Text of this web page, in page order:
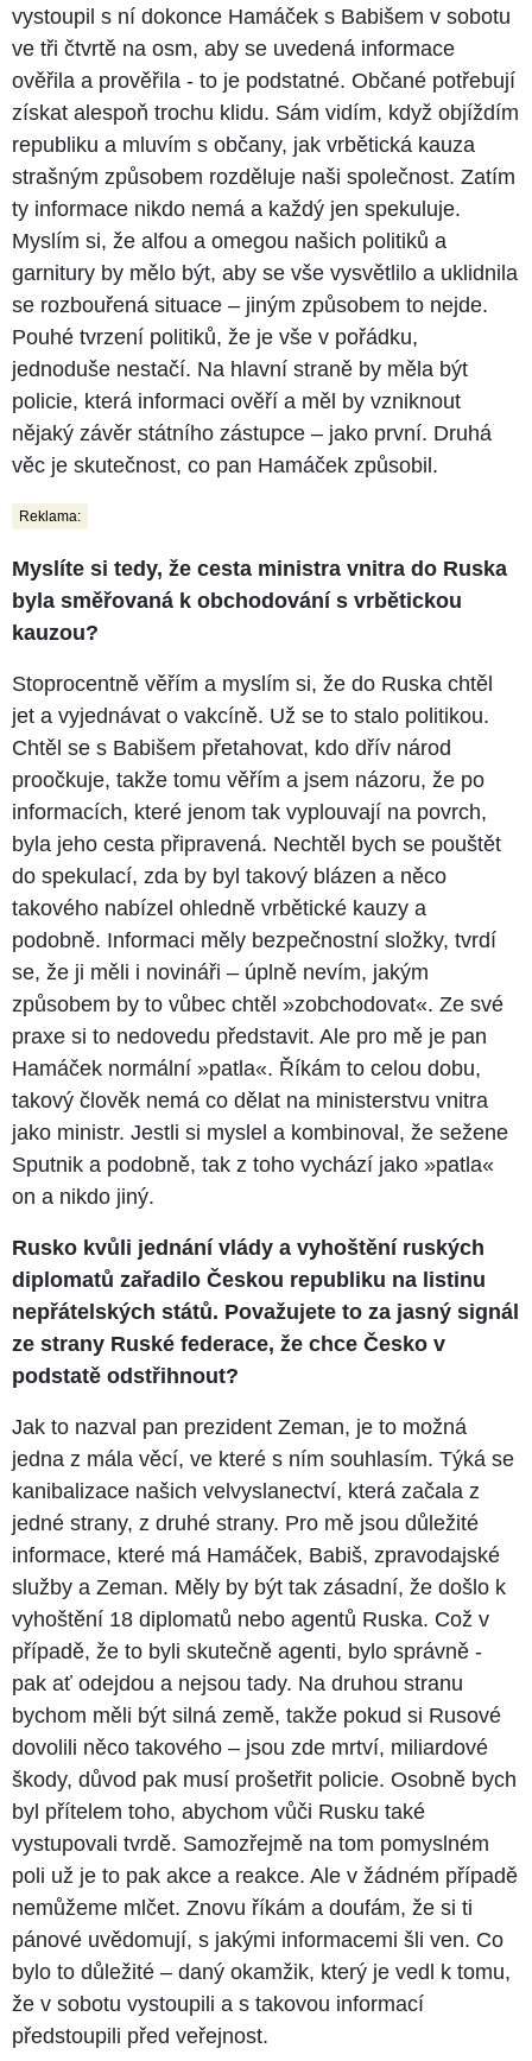
vystoupil s ní dokonce Hamáček s Babišem v sobotu
ve tři čtvrtě na osm, aby se uvedená informace
ověřila a prověřila - to je podstatné. Občané potřebují
získat alespoň trochu klidu. Sám vidím, když objíždím
republiku a mluvím s občany, jak vrbětická kauza
strašným způsobem rozděluje naši společnost. Zatím
ty informace nikdo nemá a každý jen spekuluje.
Myslím si, že alfou a omegou našich politiků a
garnitury by mělo být, aby se vše vysvětlilo a uklidnila
se rozbouřená situace – jiným způsobem to nejde.
Pouhé tvrzení politiků, že je vše v pořádku,
jednoduše nestačí. Na hlavní straně by měla být
policie, která informaci ověří a měl by vzniknout
nějaký závěr státního zástupce – jako první. Druhá
věc je skutečnost, co pan Hamáček způsobil.
Reklama:
Myslíte si tedy, že cesta ministra vnitra do Ruska
byla směřovaná k obchodování s vrbětickou
kauzou?
Stoprocentně věřím a myslím si, že do Ruska chtěl
jet a vyjednávat o vakcíně. Už se to stalo politikou.
Chtěl se s Babišem přetahovat, kdo dřív národ
proočkuje, takže tomu věřím a jsem názoru, že po
informacích, které jenom tak vyplouvají na povrch,
byla jeho cesta připravená. Nechtěl bych se pouštět
do spekulací, zda by byl takový blázen a něco
takového nabízel ohledně vrbětické kauzy a
podobně. Informaci měly bezpečnostní složky, tvrdí
se, že ji měli i novináři – úplně nevím, jakým
způsobem by to vůbec chtěl »zobchodovat«. Ze své
praxe si to nedovedu představit. Ale pro mě je pan
Hamáček normální »patla«. Říkám to celou dobu,
takový člověk nemá co dělat na ministerstvu vnitra
jako ministr. Jestli si myslel a kombinoval, že sežene
Sputnik a podobně, tak z toho vychází jako »patla«
on a nikdo jiný.
Rusko kvůli jednání vlády a vyhoštění ruských
diplomatů zařadilo Českou republiku na listinu
nepřátelských států. Považujete to za jasný signál
ze strany Ruské federace, že chce Česko v
podstatě odstřihnout?
Jak to nazval pan prezident Zeman, je to možná
jedna z mála věcí, ve které s ním souhlasím. Týká se
kanibalizace našich velvyslanectví, která začala z
jedné strany, z druhé strany. Pro mě jsou důležité
informace, které má Hamáček, Babiš, zpravodajské
služby a Zeman. Měly by být tak zásadní, že došlo k
vyhoštění 18 diplomatů nebo agentů Ruska. Což v
případě, že to byli skutečně agenti, bylo správně -
pak ať odejdou a nejsou tady. Na druhou stranu
bychom měli být silná země, takže pokud si Rusové
dovolili něco takového – jsou zde mrtví, miliardové
škody, důvod pak musí prošetřit policie. Osobně bych
byl přítelem toho, abychom vůči Rusku také
vystupovali tvrdě. Samozřejmě na tom pomyslném
poli už je to pak akce a reakce. Ale v žádném případě
nemůžeme mlčet. Znovu říkám a doufám, že si ti
pánové uvědomují, s jakými informacemi šli ven. Co
bylo to důležité – daný okamžik, který je vedl k tomu,
že v sobotu vystoupili a s takovou informací
předstoupili před veřejnost.